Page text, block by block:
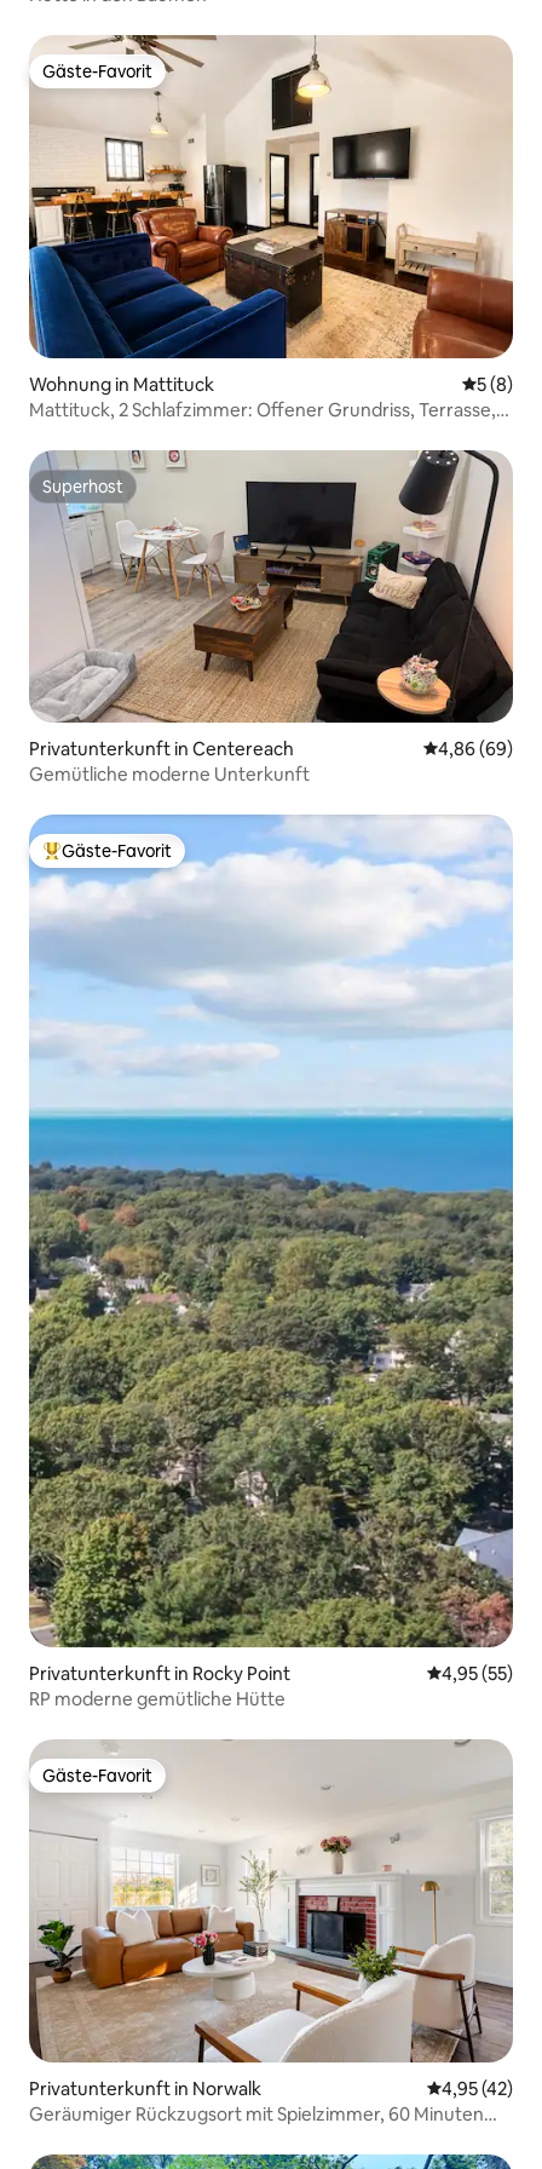
Gäste-Favorit
Gäste-Favorit
Wohnung in Mattituck
5 (8)
Mattituck, 2 Schlafzimmer: Offener Grundriss, Terrasse,
Superhost
Superhost
Privatunterkunft in Centereach
4,86 (69)
Gemütliche moderne Unterkunft
Beliebter Gäste-Favorit.
Gäste-Favorit
Privatunterkunft in Rocky Point
4,95 (55)
RP moderne gemütliche Hütte
Gäste-Favorit
Gäste-Favorit
Privatunterkunft in Norwalk
4,95 (42)
Geräumiger Rückzugsort mit Spielzimmer, 60 Minuten